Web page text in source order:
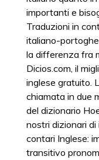
importanti e
Traduzioni in
italiano-
la differenza fra
Dicios.com, il
inglese gratuito.
chiamata in due
del dizionario
nostri dizionari di
contari Inglese:
transitivo